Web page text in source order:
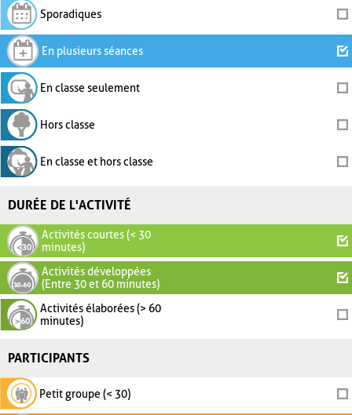
Sporadiques
En plusieurs séances
En classe seulement
Hors classe
En classe et hors classe
DURÉE DE L'ACTIVITÉ
Activités courtes (< 30
minutes)
Activités développées
(Entre 30 et 60 minutes)
Activités élaborées (> 60
minutes)
PARTICIPANTS
Petit groupe (< 30)